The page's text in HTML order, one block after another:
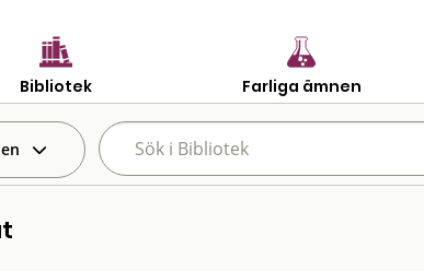
Bibliotek Farliga ämnen